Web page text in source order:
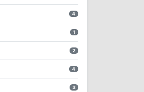
4
1
2
4
3